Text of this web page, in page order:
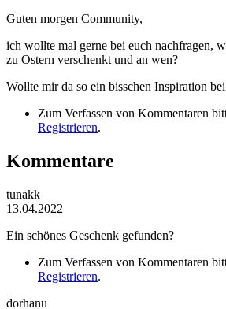
Guten morgen Community,
ich wollte mal gerne bei euch nachfragen,
zu Ostern verschenkt und an wen?
Wollte mir da so ein bisschen Inspiration
Zum Verfassen von Kommentaren
Registrieren.
Kommentare
tunakk
13.04.2022
Ein schönes Geschenk gefunden?
Zum Verfassen von Kommentaren
Registrieren.
dorhanu